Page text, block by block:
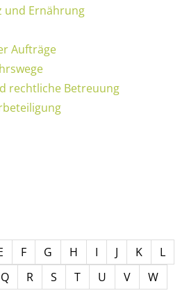
und Ernährung
Aufträge
rechtliche Betreuung
F G H I J K
L
Q R S T U V
W